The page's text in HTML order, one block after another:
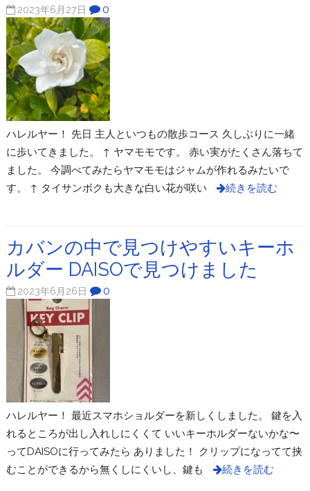
2023年6月27日 0
ハレルヤー！ 先日 主人といつもの散歩コース 久しぶりに一緒
に歩いてきました。 ↑ ヤマモモです。 赤い実がたくさん落ちて
ました。 今調べてみたらヤマモモはジャムが作れるみたいで
す。 ↑ タイサンボクも大きな白い花が咲い
続きを読む
カバンの中で見つけやすいキーホ
ルダー DAISOで見つけました
2023年6月26日 0
ハレルヤー！ 最近スマホショルダーを新しくしました。 鍵を入
れるところが出し入れしにくくて いいキーホルダーないかな〜
ってDAISOに行ってみたら ありました！ クリップになってて挟
むことができるから無くしにくいし、鍵も
続きを読む